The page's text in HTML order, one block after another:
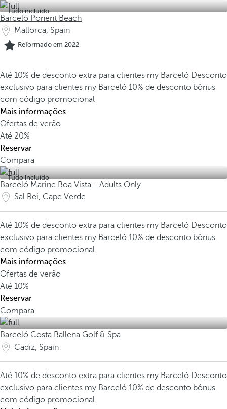
Tudo incluído
Barceló Ponent Beach
Mallorca, Spain
Reformado em 2022
Até 10% de desconto extra para clientes my Barceló Desconto
exclusivo para clientes my Barceló 10% de desconto bônus
com código promocional
Mais informações
Ofertas de verão
Até 20%
Reservar
Compara
Tudo incluído
Barceló Marine Boa Vista - Adults Only
Sal Rei, Cape Verde
Até 10% de desconto extra para clientes my Barceló Desconto
exclusivo para clientes my Barceló 10% de desconto bônus
com código promocional
Mais informações
Ofertas de verão
Até 10%
Reservar
Compara
Barceló Costa Ballena Golf & Spa
Cadiz, Spain
Até 10% de desconto extra para clientes my Barceló Desconto
exclusivo para clientes my Barceló 10% de desconto bônus
com código promocional